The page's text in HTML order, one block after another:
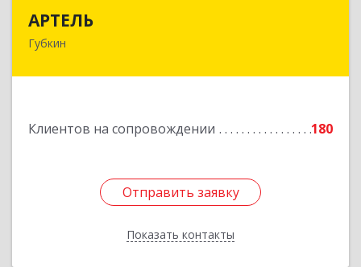
АРТЕЛЬ
Губкин
Клиентов на сопровождении 180
Отправить заявку
Показать контакты
309181, Белгородская обл, Губкинский р-н,
Отправить заявку
Назад